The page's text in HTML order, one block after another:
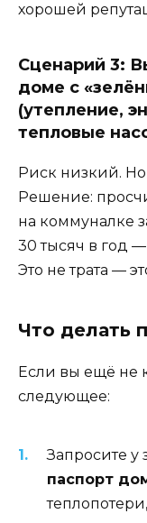
хорошей
Сценарий 3:
доме с
(утепление,
тепловые
Риск низкий. Но
Решение:
на коммуналке
30 тысяч в год —
Это не трата —
Что делать
Если вы ещё не
следующее:
Запросите у
паспорт